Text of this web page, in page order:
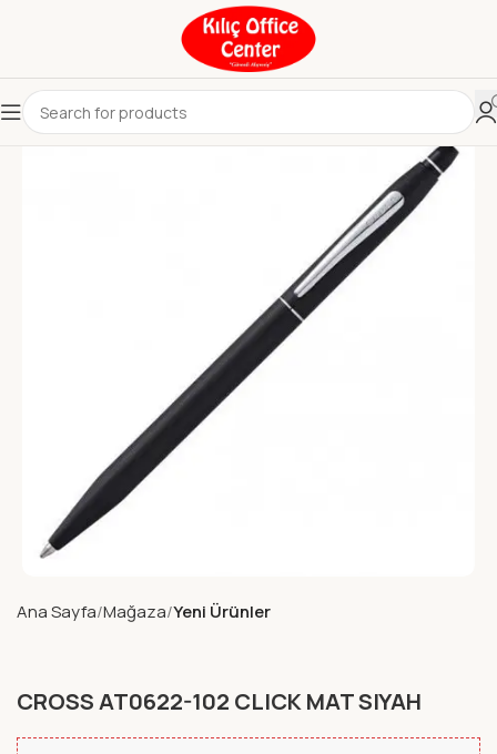
Ana Sayfa Mağaza Yeni Ürünler
CROSS AT0622-102 CLICK MAT SIYAH